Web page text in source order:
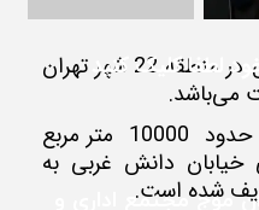
با کاربری مسکونی در منطقه 22 شهر تهران
می‌باشد.
این پروژه در زمینی به مساحت حدود 10000 متر مربع
خیابان دانش غربی به
موج مجتمع اداری و
لطفا کلیک کنید